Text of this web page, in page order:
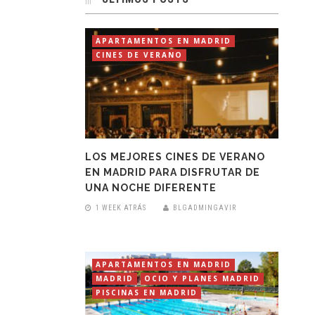
APARTAMENTOS EN MADRID
CINES DE VERANO
LOS MEJORES CINES DE VERANO
EN MADRID PARA DISFRUTAR DE
UNA NOCHE DIFERENTE
1 WEEK ATRÁS BLGADMINGAVIR
APARTAMENTOS EN MADRID
MADRID
OCIO Y PLANES MADRID
PISCINAS EN MADRID